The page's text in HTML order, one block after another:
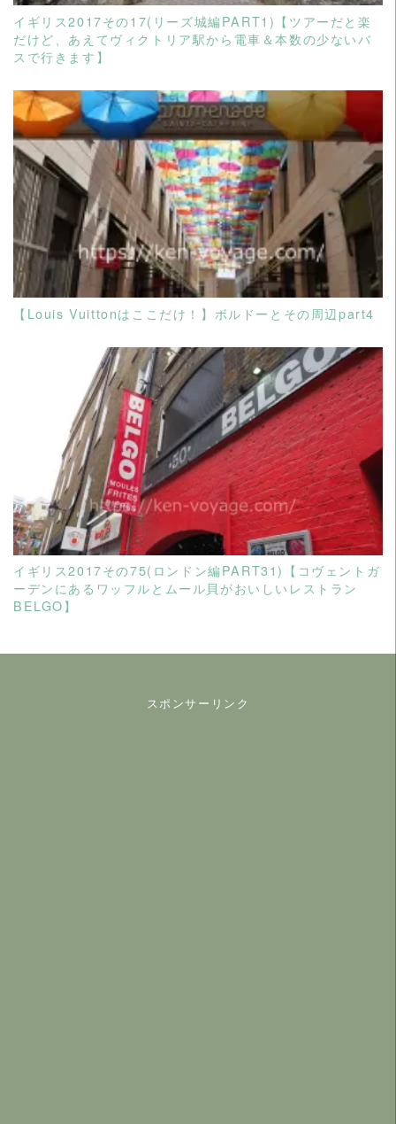
イギリス2017その17(リーズ城編PART1)【ツアーだと楽
だけど、あえてヴィクトリア駅から電車＆本数の少ないバ
スで行きます】
READ MORE
【Louis Vuittonはここだけ！】ボルドーとその周辺part4
READ MORE
イギリス2017その75(ロンドン編PART31)【コヴェントガ
ーデンにあるワッフルとムール貝がおいしいレストラン
BELGO】
スポンサーリンク